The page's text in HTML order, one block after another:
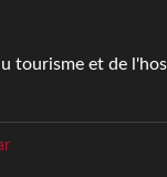
tourisme et de